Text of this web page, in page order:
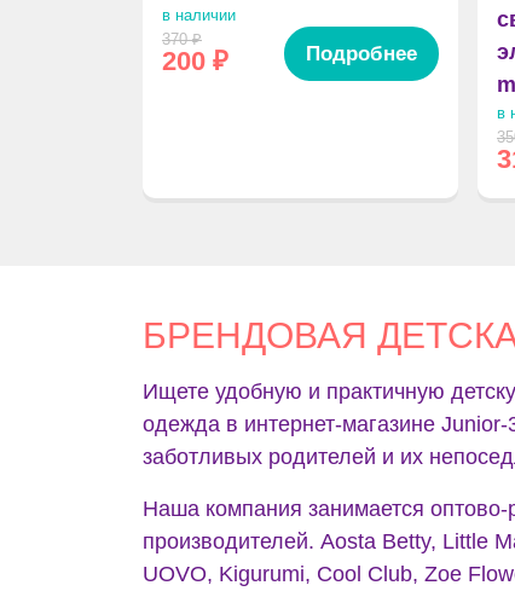
в наличии
370₽
200 ₽ Подробнее
в
БРЕНДОВАЯ
Ищете удобную и практичную
одежда в интернет-магазине
заботливых родителей и их
Наша компания занимается
производителей. Aosta Betty, Little
UOVO, Kigurumi, Cool Club, Zoe